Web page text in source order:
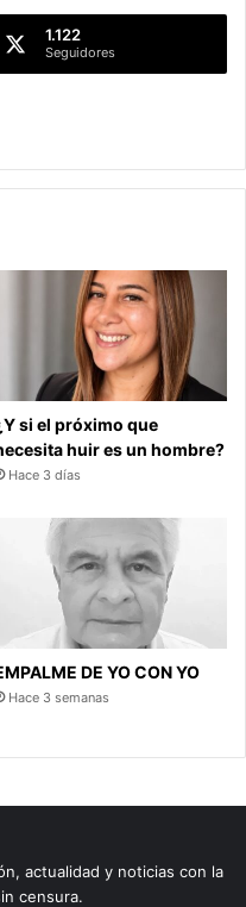
1.122
Seguidores
si el próximo que
huir es un hombre?
Hace 3 días
DE YO CON YO
Hace 3 semanas
actualidad y noticias con la
censura.